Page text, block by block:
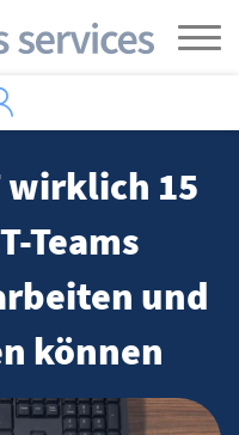
wirklich 15
Teams
und
können